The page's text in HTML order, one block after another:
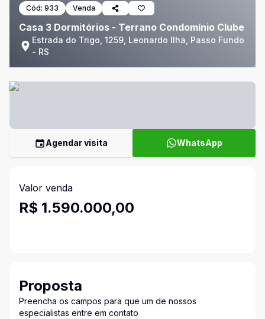
Cód: 933 Venda
Casa 3 Dormitórios - Terrano Condomínio Clube
Estrada do Trigo, 1259, Leonardo Ilha, Passo Fundo
- RS
Agendar visita WhatsApp
Valor venda
R$ 1.590.000,00
Proposta
Preencha os campos para que um de nossos
especialistas entre em contato